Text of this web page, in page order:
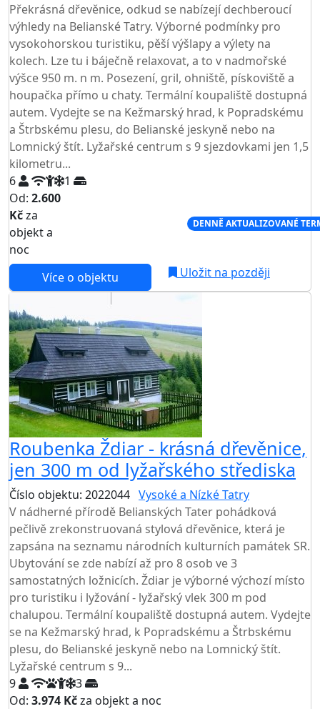
Překrásná dřevěnice, odkud se nabízejí dechberoucí
výhledy na Belianské Tatry. Výborné podmínky pro
vysokohorskou turistiku, pěší výšlapy a výlety na
kolech. Lze tu i báječně relaxovat, a to v nadmořské
výšce 950 m. n m. Posezení, gril, ohniště, pískoviště a
houpačka přímo u chaty. Termální koupaliště dostupná
autem. Vydejte se na Kežmarský hrad, k Popradskému
a Štrbskému plesu, do Belianské jeskyně nebo na
Lomnický štít. Lyžařské centrum s 9 sjezdovkami jen 1,5
kilometru...
6
1
Od: 2.600
Kčza
objekt a
noc
DENNĚ AKTUALIZOVANÉ
Více o objektu Uložit na později
Roubenka Ždiar - krásná dřevěnice,
jen 300 m od lyžařského střediska
Číslo objektu: 2022044 Vysoké a Nízké Tatry
V nádherné přírodě Belianských Tater pohádková
pečlivě zrekonstruovaná stylová dřevěnice, která je
zapsána na seznamu národních kulturních památek SR.
Ubytování se zde nabízí až pro 8 osob ve 3
samostatných ložnicích. Ždiar je výborné výchozí místo
pro turistiku i lyžování - lyžařský vlek 300 m pod
chalupou. Termální koupaliště dostupná autem. Vydejte
se na Kežmarský hrad, k Popradskému a Štrbskému
plesu, do Belianské jeskyně nebo na Lomnický štít.
Lyžařské centrum s 9...
9
3
Od: 3.974 Kčza objekt a noc